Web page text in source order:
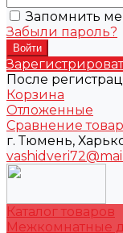
Запомнить
Забыли пароль?
После
Корзина
Отложенные
Сравнение
г. Тюмень,
Каталог товаров
Межкомнатные